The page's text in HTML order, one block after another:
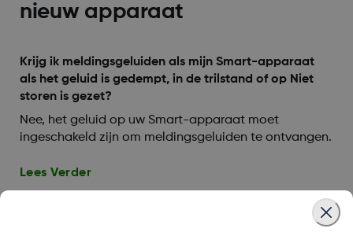
nieuw apparaat
Krijg ik meldingsgeluiden als mijn Smart-apparaat
als het geluid is gedempt, in de trilstand of op Niet
storen is gezet?
Nee, het geluid op uw Smart-apparaat moet
ingeschakeld zijn om meldingsgeluiden te ontvangen.
Lees Verder